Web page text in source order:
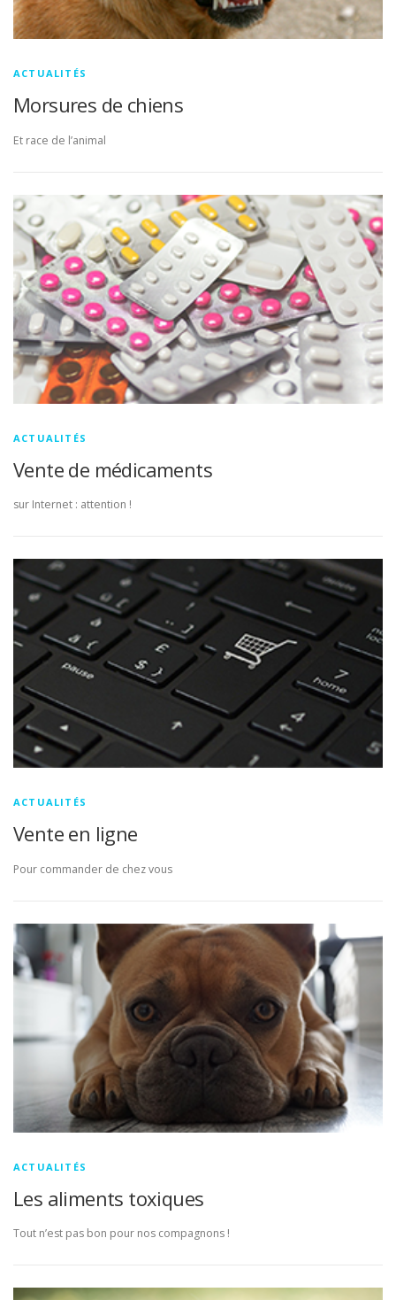
ACTUALITÉS
Morsures de chiens
Et race de l’animal
ACTUALITÉS
Vente de médicaments
sur Internet : attention !
ACTUALITÉS
Vente en ligne
Pour commander de chez vous
ACTUALITÉS
Les aliments toxiques
Tout n’est pas bon pour nos compagnons !